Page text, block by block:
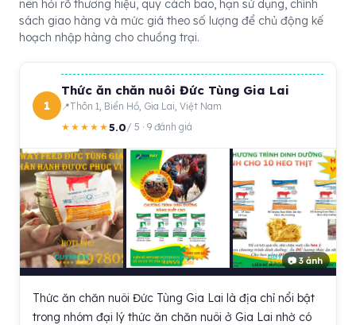
nên hỏi rõ thương hiệu, quy cách bao, hạn sử dụng, chính
sách giao hàng và mức giá theo số lượng để chủ động kế
hoạch nhập hàng cho chuồng trại.
1
Thức ăn chăn nuôi Đức Tùng Gia Lai
Thôn 1, Biển Hồ, Gia Lai, Việt Nam
★★★★★5.0/ 5 · 9 đánh giá
📷 3 ảnh
Thức ăn chăn nuôi Đức Tùng Gia Lai là địa chỉ nổi bật
trong nhóm đại lý thức ăn chăn nuôi ở Gia Lai nhờ có